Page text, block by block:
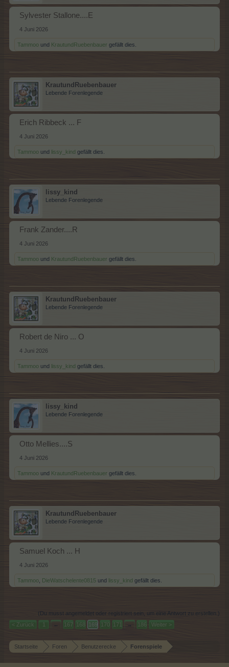
Sylvester Stallone....E
4 Juni 2026
Tammoo und KrautundRuebenbauer gefällt dies.
KrautundRuebenbauer
Lebende Forenlegende
Erich Ribbeck ... F
4 Juni 2026
Tammoo und lissy_kind gefällt dies.
lissy_kind
Lebende Forenlegende
Frank Zander....R
4 Juni 2026
Tammoo und KrautundRuebenbauer gefällt dies.
KrautundRuebenbauer
Lebende Forenlegende
Robert de Niro ... O
4 Juni 2026
Tammoo und lissy_kind gefällt dies.
lissy_kind
Lebende Forenlegende
Otto Mellies....S
4 Juni 2026
Tammoo und KrautundRuebenbauer gefällt dies.
KrautundRuebenbauer
Lebende Forenlegende
Samuel Koch ... H
4 Juni 2026
Tammoo DieWatschelente0815 und lissy_kind gefällt dies.
(Du musst angemeldet oder registriert sein, um eine Antwort zu erstellen.)
< Zurück
1 ← 167 168 169 170 171 → 186 Weiter >
Startseite Foren Benutzerecke Forenspiele